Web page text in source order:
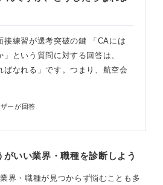
接練習が選考突破の鍵 「CAには
」という質問に対する回答は、
ばなれる」です。つまり、航空会
ーが回答
いい業界・職種を診断しよう
界・職種が見つからず悩むことも多